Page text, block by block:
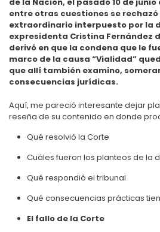
entre otras cuestiones se rechazó
extraordinario interpuesto por la
expresidenta Cristina Fernández
derivó en que la condena que le
marco de la causa “Vialidad”
que allí también examino,
consecuencias jurídicas.
Aquí, me pareció interesante dejar
reseña de su contenido en donde
Qué resolvió la Corte
Cuáles fueron los planteos de la
Qué respondió el tribunal
Qué consecuencias prácticas
El fallo de la Corte